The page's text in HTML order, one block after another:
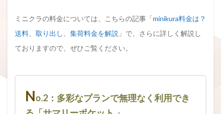
ミニクラの料金については、こちらの記事「minikura料金は？
送料、取り出し、集荷料金を解説 」で、さらに詳しく解説し
ておりますので、ぜひご覧ください。
No.2：多彩なプランで無理なく利用でき